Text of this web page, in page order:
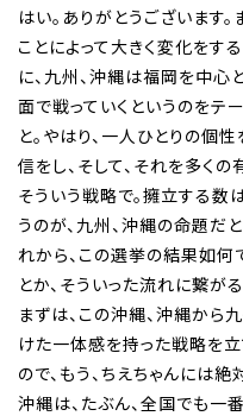
はい。ありがとうございます
ことによって大きく変化をす
に、九州、沖縄は福岡を中心
面で戦っていくというのをテ
と。やはり、一人ひとりの個
信をし、そして、それを多く
そういう戦略で。擁立する数
うのが、九州、沖縄の命題だ
れから、この選挙の結果如何
とか、そういった流れに繋が
まずは、この沖縄、沖縄か
けた一体感を持った戦略を
ので、もう、ちえちゃんには絶
沖縄は、たぶん、全国でも一